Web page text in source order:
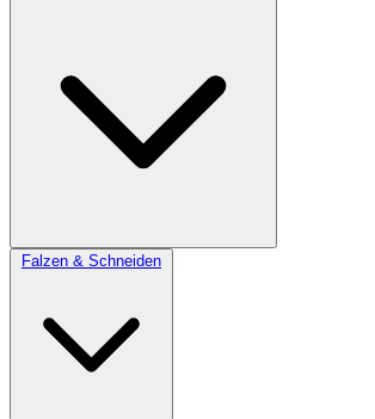
Falzen & Schneiden